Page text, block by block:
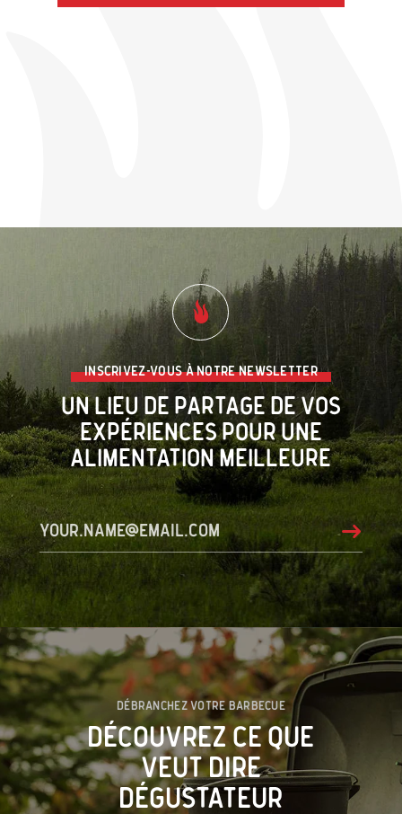
Inscrivez-vous à notre newsletter
Un lieu de partage de vos
expériences pour une
alimentation meilleure
your.name@email.com Submit
Débranchez votre barbecue
Découvrez ce que
veut dire
dégustateur